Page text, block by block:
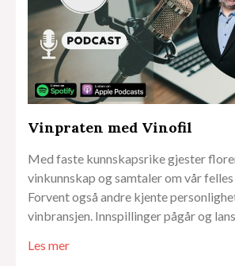
Vinpraten med Vinofil
Med faste kunnskapsrike gjester
vinkunnskap og samtaler om vår
Forvent også andre kjente
vinbransjen. Innspillinger pågår og
Les mer